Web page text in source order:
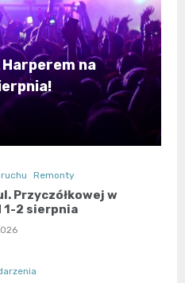
na
Remonty
Przyczółkowej w
1-2 sierpnia